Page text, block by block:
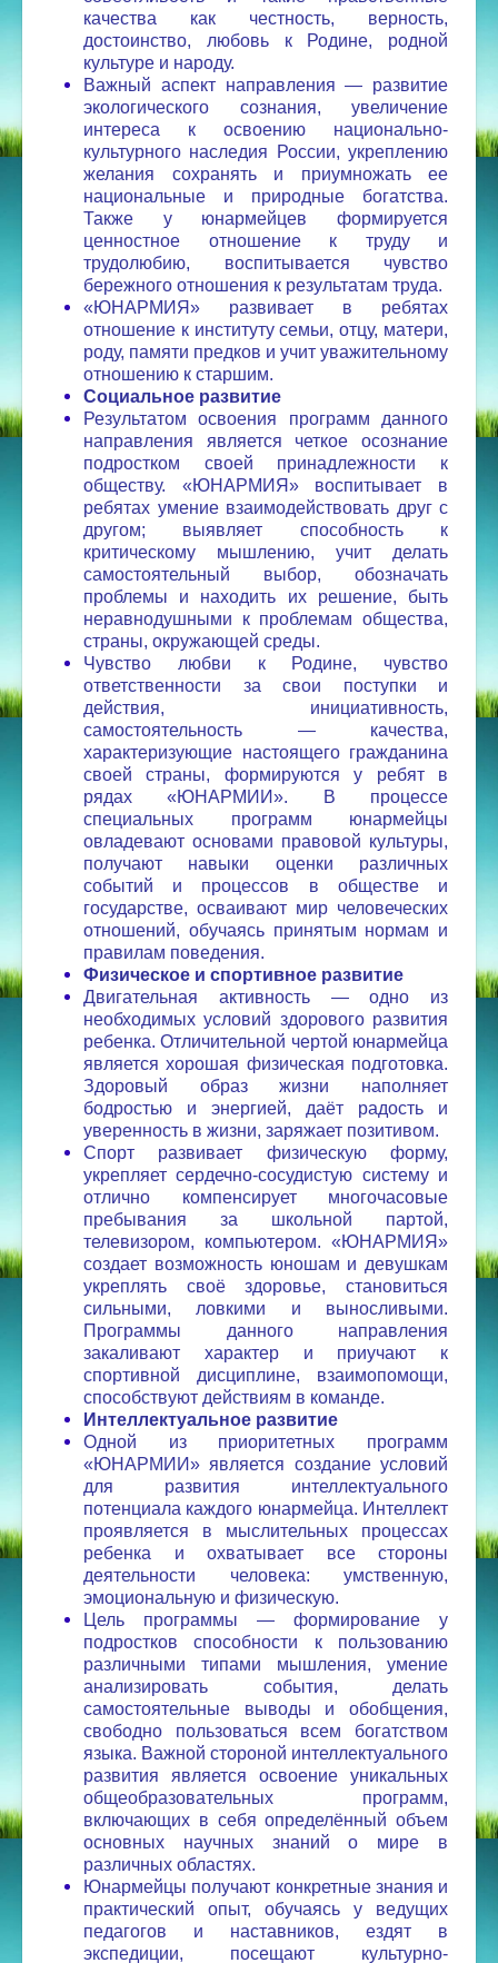
качества как честность, верность,
достоинство, любовь к Родине, родной
культуре и народу.
Важный аспект направления — развитие
экологического сознания, увеличение
интереса к освоению национально-
культурного наследия России, укреплению
желания сохранять и приумножать ее
национальные и природные богатства.
Также у юнармейцев формируется
ценностное отношение к труду и
трудолюбию, воспитывается чувство
бережного отношения к результатам труда.
«ЮНАРМИЯ» развивает в ребятах
отношение к институту семьи, отцу, матери,
роду, памяти предков и учит уважительному
отношению к старшим.
Социальное развитие
Результатом освоения программ данного
направления является четкое осознание
подростком своей принадлежности к
обществу. «ЮНАРМИЯ» воспитывает в
ребятах умение взаимодействовать друг с
другом; выявляет способность к
критическому мышлению, учит делать
самостоятельный выбор, обозначать
проблемы и находить их решение, быть
неравнодушными к проблемам общества,
страны, окружающей среды.
Чувство любви к Родине, чувство
ответственности за свои поступки и
действия, инициативность,
самостоятельность — качества,
характеризующие настоящего гражданина
своей страны, формируются у ребят в
рядах «ЮНАРМИИ». В процессе
специальных программ юнармейцы
овладевают основами правовой культуры,
получают навыки оценки различных
событий и процессов в обществе и
государстве, осваивают мир человеческих
отношений, обучаясь принятым нормам и
правилам поведения.
Физическое и спортивное развитие
Двигательная активность — одно из
необходимых условий здорового развития
ребенка. Отличительной чертой юнармейца
является хорошая физическая подготовка.
Здоровый образ жизни наполняет
бодростью и энергией, даёт радость и
уверенность в жизни, заряжает позитивом.
Спорт развивает физическую форму,
укрепляет сердечно-сосудистую систему и
отлично компенсирует многочасовые
пребывания за школьной партой,
телевизором, компьютером. «ЮНАРМИЯ»
создает возможность юношам и девушкам
укреплять своё здоровье, становиться
сильными, ловкими и выносливыми.
Программы данного направления
закаливают характер и приучают к
спортивной дисциплине, взаимопомощи,
способствуют действиям в команде.
Интеллектуальное развитие
Одной из приоритетных программ
«ЮНАРМИИ» является создание условий
для развития интеллектуального
потенциала каждого юнармейца. Интеллект
проявляется в мыслительных процессах
ребенка и охватывает все стороны
деятельности человека: умственную,
эмоциональную и физическую.
Цель программы — формирование у
подростков способности к пользованию
различными типами мышления, умение
анализировать события, делать
самостоятельные выводы и обобщения,
свободно пользоваться всем богатством
языка. Важной стороной интеллектуального
развития является освоение уникальных
общеобразовательных программ,
включающих в себя определённый объем
основных научных знаний о мире в
различных областях.
Юнармейцы получают конкретные знания и
практический опыт, обучаясь у ведущих
педагогов и наставников, ездят в
экспедиции, посещают культурно-